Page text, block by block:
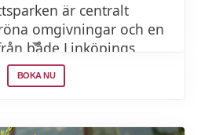
är centralt
omgivningar och en
både Linköpings
precis runt
på frukost, fika och
där du kan slappna av
BOKA NU